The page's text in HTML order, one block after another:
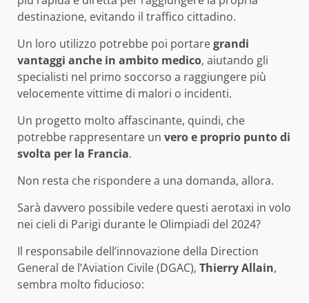
destinazione, evitando il traffico cittadino.
Un loro utilizzo potrebbe poi portaregrandi
vantaggi anche in ambito medico, aiutando gli
specialisti nel primo soccorso a raggiungere più
velocemente vittime di malori o incidenti.
Un progetto molto affascinante, quindi, che
potrebbe rappresentare un vero e proprio punto di
svolta per la Francia.
Non resta che rispondere a una domanda, allora.
Sarà davvero possibile vedere questi aerotaxi in volo
nei cieli di Parigi durante le Olimpiadi del 2024?
Il responsabile dell’innovazione della Direction
General de l’Aviation Civile (DGAC), Thierry Allain,
sembra molto fiducioso: